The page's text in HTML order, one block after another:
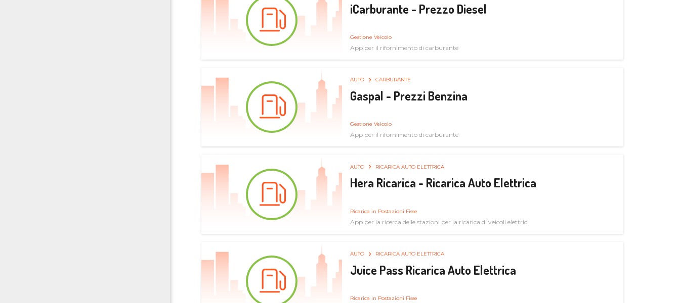
iCarburante - Prezzo Diesel
Gestione Veicolo
App per il rifornimento di carburante
AUTO CARBURANTE
Gaspal - Prezzi Benzina
Gestione Veicolo
App per il rifornimento di carburante
AUTO RICARICA AUTO ELETTRICA
Hera Ricarica - Ricarica Auto Elettrica
Ricarica in Postazioni Fisse
App per la ricerca delle stazioni per la ricarica di veicoli elettrici
AUTO RICARICA AUTO ELETTRICA
Juice Pass Ricarica Auto Elettrica
Ricarica in Postazioni Fisse